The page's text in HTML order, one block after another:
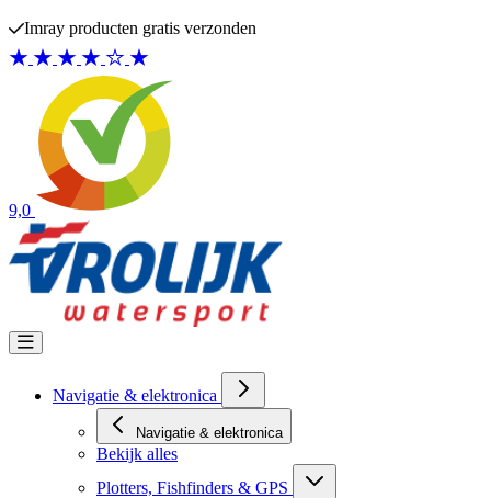
Imray producten gratis verzonden
9,0
Navigatie & elektronica
Navigatie & elektronica
Bekijk alles
Plotters, Fishfinders & GPS